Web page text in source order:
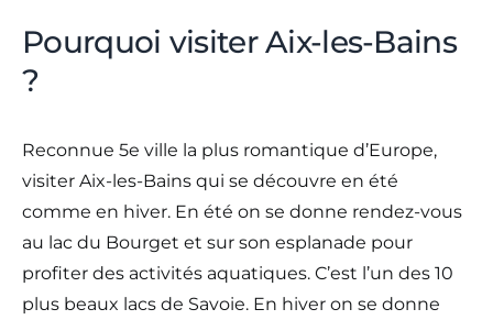
Pourquoi visiter Aix-les-Bains
?
Reconnue 5e ville la plus romantique d’Europe,
visiter Aix-les-Bains qui se découvre en été
comme en hiver. En été on se donne rendez-vous
au lac du Bourget et sur son esplanade pour
profiter des activités aquatiques. C’est l’un des 10
plus beaux lacs de Savoie. En hiver on se donne